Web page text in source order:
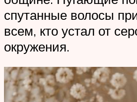
спутанные волосы
всем, кто устал от
окружения.